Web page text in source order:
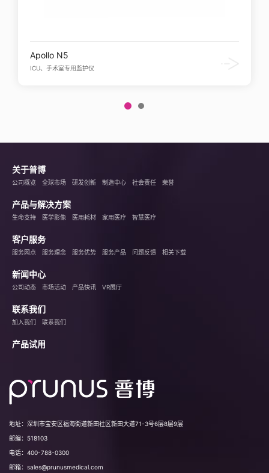
Apollo N5
ICU、手术室专用监护仪
关于普博
公司概览 全球市场 研发创新 制造中心 社会责任 荣誉
产品与解决方案
生命支持 医学影像 医用耗材 家用医疗 智慧医疗
客户服务
服务网点 服务理念 服务优势 服务产品 问题反馈 相关下载
新闻中心
公司动态 市场活动 产品快讯 VR展厅
联系我们
加入我们 联系我们
产品试用
地址： 深圳市宝安区福海街道新田社区新田大道71-3号6层8层9层
邮编： 518103
电话： 400-788-0300
邮箱： sales@prunusmedical.com